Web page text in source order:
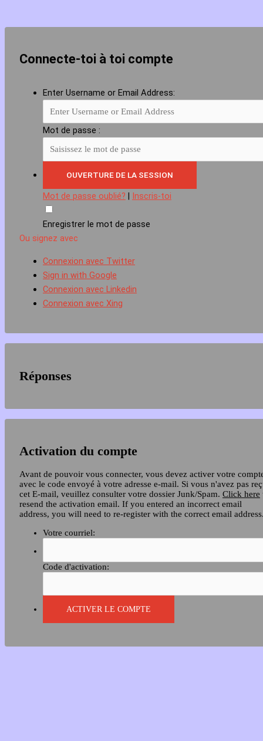
Connecte-toi à toi compte
Enter Username or Email Address:
Mot de passe :
Mot de passe oublié? Inscris-toi
Enregistrer le mot de passe
Ou signez avec
Connexion avec Twitter
Sign in with Google
Connexion avec Linkedin
Connexion avec Xing
Réponses
Activation du compte
Avant de pouvoir vous connecter, vous devez activer votre
avec le code envoyé à votre adresse e-mail. Si vous n'avez pas
cet E-mail, veuillez consulter votre dossier Junk/Spam. Click here
resend the activation email. If you entered an incorrect email
address, you will need to re-register with the correct email
Votre courriel:
Code d'activation: